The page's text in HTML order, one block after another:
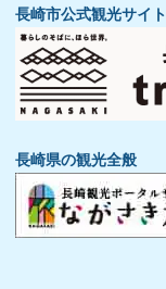
長崎市公式観光サイト
長崎県の観光全般